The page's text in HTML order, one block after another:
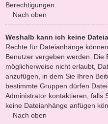
Berechtigungen.
Nach oben
Weshalb kann ich keine
Rechte für Dateianhänge
Benutzer vergeben werden. Die
möglicherweise nicht erlaubt,
anzufügen, in dem Sie Ihren
bestimmte Gruppen dürfen
Administrator kontaktieren, falls
keine Dateianhänge anfügen
Nach oben